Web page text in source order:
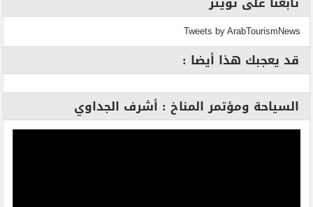
Tweets by ArabTourismNews
قد يعجبك هذا أيضا :
السياحة ومؤتمر المناخ : أشرف الجداوي